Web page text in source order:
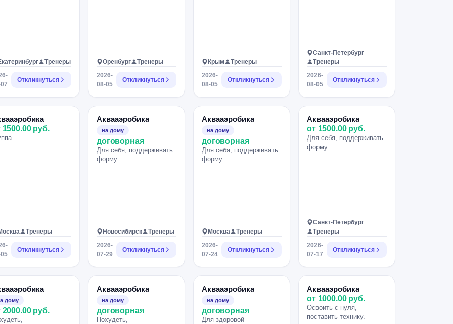
Тренеры
Откликнуться
Оренбург
Тренеры
2026-
08-05
Откликнуться
Крым
Тренеры
2026-
08-05
Откликнуться
Санкт-Петербург
Тренеры
2026-
08-05
Откликнуться
1500.00 руб.
Тренеры
Откликнуться
Аквааэробика
на дому
договорная
Для себя, поддерживать
форму.
Новосибирск
Тренеры
2026-
07-29
Откликнуться
Аквааэробика
на дому
договорная
Для себя, поддерживать
форму.
Москва
Тренеры
2026-
07-24
Откликнуться
Аквааэробика
от 1500.00 руб.
Для себя, поддерживать
форму.
Санкт-Петербург
Тренеры
2026-
07-17
Откликнуться
дому
2000.00 руб.
Аквааэробика
на дому
договорная
Похудеть,
Аквааэробика
на дому
договорная
Для здоровой
Аквааэробика
от 1000.00 руб.
Освоить с нуля,
поставить технику.